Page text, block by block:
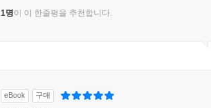
1명이 이 한줄평을 추천합니다.
eBook 구매